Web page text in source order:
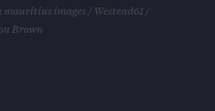
mauritius images / Westend61 /
Brown